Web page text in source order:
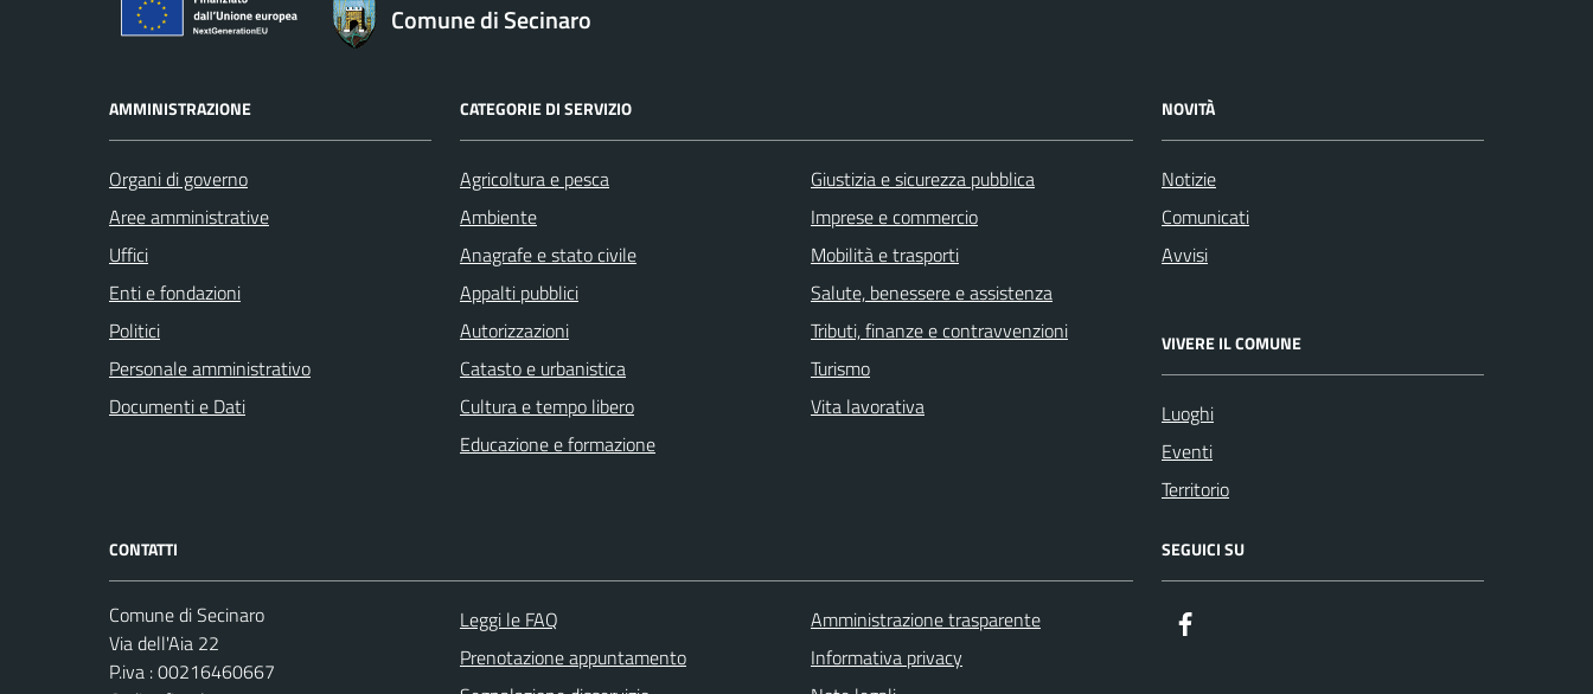
Comune di Secinaro
AMMINISTRAZIONE
Organi di governo
Aree amministrative
Uffici
Enti e fondazioni
Politici
Personale amministrativo
Documenti e Dati
CATEGORIE DI SERVIZIO
Agricoltura e pesca
Ambiente
Anagrafe e stato civile
Appalti pubblici
Autorizzazioni
Catasto e urbanistica
Cultura e tempo libero
Educazione e formazione
Giustizia e sicurezza pubblica
Imprese e commercio
Mobilità e trasporti
Salute, benessere e assistenza
Tributi, finanze e contravvenzioni
Turismo
Vita lavorativa
NOVITÀ
Notizie
Comunicati
Avvisi
VIVERE IL COMUNE
Luoghi
Eventi
Territorio
CONTATTI
Comune di Secinaro
Via dell'Aia 22
P.iva : 00216460667
Leggi le FAQ
Prenotazione appuntamento
Amministrazione trasparente
Informativa privacy
SEGUICI SU